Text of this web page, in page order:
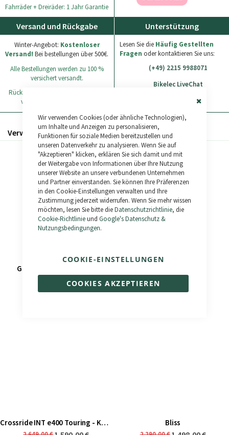
Close
Wir verwenden Cookies (oder ähnliche Technologien),
um Inhalte und Anzeigen zu personalisieren,
Funktionen für soziale Medien bereitzustellen und
unseren Datenverkehr zu analysieren. Wenn Sie auf
"Akzeptieren" klicken, erklären Sie sich damit und mit
der Weitergabe von Informationen über Ihre Nutzung
unserer Website an unsere verbundenen Unternehmen
und Partner einverstanden. Sie können Ihre Präferenzen
in den Cookie-Einstellungen verwalten und Ihre
Zustimmung jederzeit widerrufen. Wenn Sie mehr wissen
möchten, lesen Sie bitte dieDatenschutzrichtlinie, die
Cookie-Richtlinieund Google's Datenschutz &
Nutzungsbedingungen.
COOKIES AKZEPTIEREN
COOKIE-EINSTELLUNGEN
Fahrräder + Dreiräder: 1 Jahr Garantie
Versand und Rückgabe
Winter-Angebot: Kostenloser
Versand! Bei bestellungen über 500€.
Alle Bestellungen werden zu 100 %
versichert versandt.
Rücksendung des Artikels innerhalb
von 30 Tagen nach Erhalt.
Unterstützung
Lesen Sie die Häufig Gestellten
Fragen oder kontaktieren Sie uns:
(+49) 2215 9988071
Bikelec LiveChat
Verwandte Produkte
Gravelride INT e700 Di2
3.490,00 € 2.490,00 €
Crossride INT e400 Touring - Km 0 Bliss